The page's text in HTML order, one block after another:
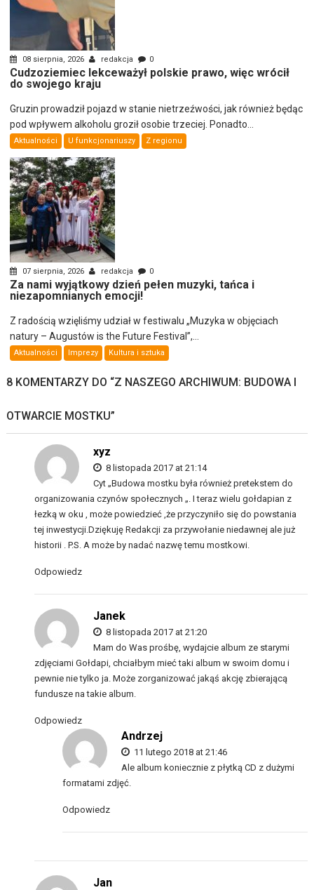
08 sierpnia, 2026 redakcja 0
Cudzoziemiec lekceważył polskie prawo, więc wrócił
do swojego kraju
Gruzin prowadził pojazd w stanie nietrzeźwości, jak również będąc
pod wpływem alkoholu groził osobie trzeciej. Ponadto...
Aktualności U funkcjonariuszy Z regionu
07 sierpnia, 2026 redakcja 0
Za nami wyjątkowy dzień pełen muzyki, tańca i
niezapomnianych emocji!
Z radością wzięliśmy udział w festiwalu „Muzyka w objęciach
natury – Augustów is the Future Festival”,...
Aktualności Imprezy Kultura i sztuka
8 KOMENTARZY DO “Z NASZEGO ARCHIWUM: BUDOWA I
OTWARCIE MOSTKU”
xyz
8 listopada 2017 at 21:14
Cyt „Budowa mostku była również pretekstem do
organizowania czynów społecznych „. I teraz wielu gołdapian z
łezką w oku , może powiedzieć ,że przyczyniło się do powstania
tej inwestycji.Dziękuję Redakcji za przywołanie niedawnej ale już
historii . P.S. A może by nadać nazwę temu mostkowi.
Odpowiedz
Janek
8 listopada 2017 at 21:20
Mam do Was prośbę, wydajcie album ze starymi
zdjęciami Gołdapi, chciałbym mieć taki album w swoim domu i
pewnie nie tylko ja. Może zorganizować jakąś akcję zbierającą
fundusze na takie album.
Odpowiedz
Andrzej
11 lutego 2018 at 21:46
Ale album koniecznie z płytką CD z dużymi
formatami zdjęć.
Odpowiedz
Jan